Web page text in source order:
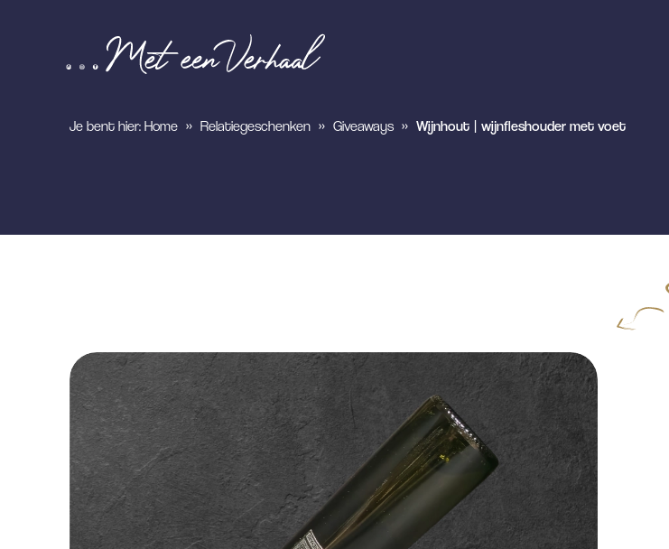
Je bent hier: Home » Relatiegeschenken » Giveaways » Wijnhout | wijnfleshouder met voet